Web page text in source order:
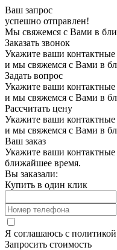
Ваш запрос
успешно отправлен!
Мы свяжемся с Вами в
Заказать звонок
Укажите ваши
и мы свяжемся с Вами в
Задать вопрос
Укажите ваши
и мы свяжемся с Вами в
Рассчитать цену
Укажите ваши
и мы свяжемся с Вами в
Ваш заказ
Укажите ваши
ближайшее время.
Вы заказали:
Купить в один клик
Я соглашаюсь с
Запросить стоимость